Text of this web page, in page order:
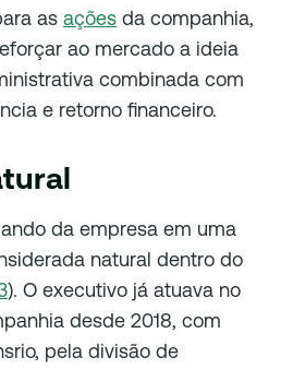
as ações da companhia,
ao mercado a ideia
combinada com
e retorno financeiro.
da empresa em uma
natural dentro do
). O executivo já atuava no
desde 2018, com
pela divisão de